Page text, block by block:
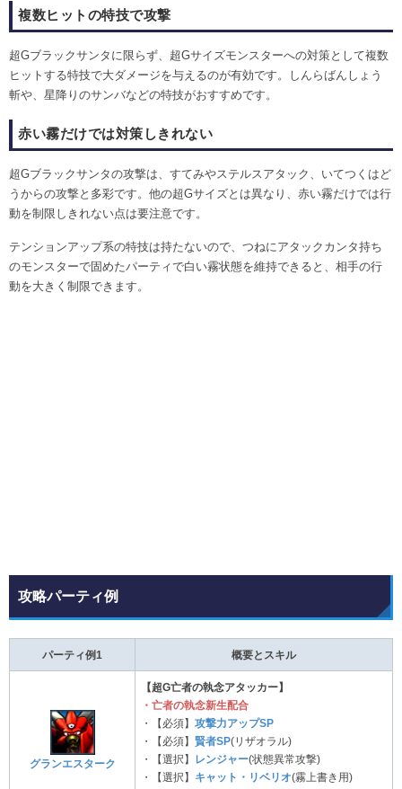
複数ヒットの特技で攻撃
超Gブラックサンタに限らず、超Gサイズモンスターへの対策として複数
ヒットする特技で大ダメージを与えるのが有効です。しんらばんしょう
斬や、星降りのサンバなどの特技がおすすめです。
赤い霧だけでは対策しきれない
超Gブラックサンタの攻撃は、すてみやステルスアタック、いてつくはど
うからの攻撃と多彩です。他の超Gサイズとは異なり、赤い霧だけでは行
動を制限しきれない点は要注意です。
テンションアップ系の特技は持たないので、つねにアタックカンタ持ち
のモンスターで固めたパーティで白い霧状態を維持できると、相手の行
動を大きく制限できます。
攻略パーティ例
パーティ例1 概要とスキル
グランエスターク
【超G亡者の執念アタッカー】
・亡者の執念新生配合
・【必須】 攻撃力アップSP
・【必須】 賢者SP(リザオラル)
・【選択】
レンジャー(状態異常攻撃)
・【選択】 キャット・リベリオ(霧上書き用)